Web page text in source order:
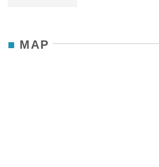
MAP